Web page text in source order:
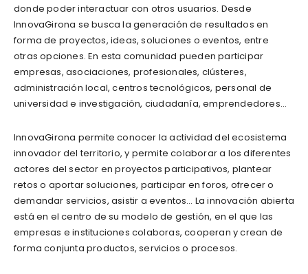
donde poder interactuar con otros usuarios. Desde
InnovaGirona se busca la generación de resultados en
forma de proyectos, ideas, soluciones o eventos, entre
otras opciones. En esta comunidad pueden participar
empresas, asociaciones, profesionales, clústeres,
administración local, centros tecnológicos, personal de
universidad e investigación, ciudadanía, emprendedores…
InnovaGirona permite conocer la actividad del ecosistema
innovador del territorio, y permite colaborar a los diferentes
actores del sector en proyectos participativos, plantear
retos o aportar soluciones, participar en foros, ofrecer o
demandar servicios, asistir a eventos… La innovación abierta
está en el centro de su modelo de gestión, en el que las
empresas e instituciones colaboras, cooperan y crean de
forma conjunta productos, servicios o procesos.